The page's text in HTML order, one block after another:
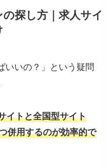
探し方｜求人サイ
いいの？」という疑問
イトと全国型サイト
併用するのが効率的で